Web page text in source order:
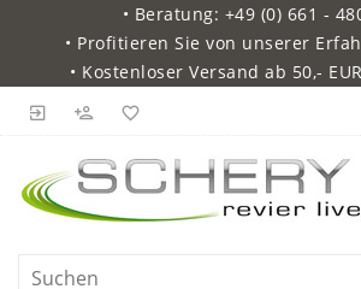
• Beratung: +49 (0) 661 -
• Profitieren Sie von unserer
• Kostenloser Versand ab 50,-